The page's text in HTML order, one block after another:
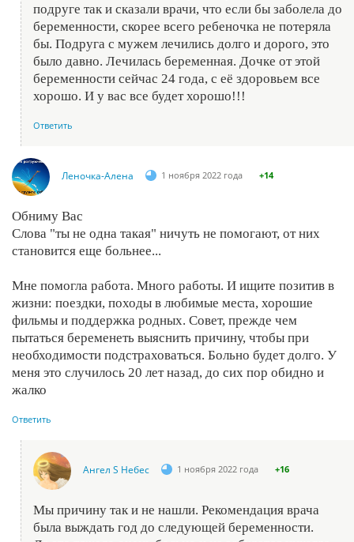
подруге так и сказали врачи, что если бы заболела до
беременности, скорее всего ребеночка не потеряла
бы. Подруга с мужем лечились долго и дорого, это
было давно. Лечилась беременная. Дочке от этой
беременности сейчас 24 года, с её здоровьем все
хорошо. И у вас все будет хорошо!!!
Ответить
Леночка-Алена 1 ноября 2022 года +14
Обниму Вас
Слова "ты не одна такая" ничуть не помогают, от них
становится еще больнее...
Мне помогла работа. Много работы. И ищите позитив в
жизни: поездки, походы в любимые места, хорошие
фильмы и поддержка родных. Совет, прежде чем
пытаться беременеть выяснить причину, чтобы при
необходимости подстраховаться. Больно будет долго. У
меня это случилось 20 лет назад, до сих пор обидно и
жалко
Ответить
Ангел S Небес 1 ноября 2022 года +16
Мы причину так и не нашли. Рекомендация врача
была выждать год до следующей беременности.